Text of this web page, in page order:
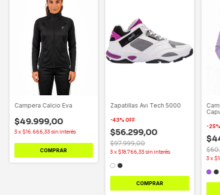
Campera Calcio Eva
$49.999,00
3x $16.666,33sin interés
COMPRAR
Zapatillas Avi Tech 5000
-43%OFF
$56.299,00
$97.999,00
3x $18.766,33sin interés
COMPRAR
-25
3x